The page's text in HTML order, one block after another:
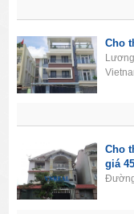
Cho
Cho
giá